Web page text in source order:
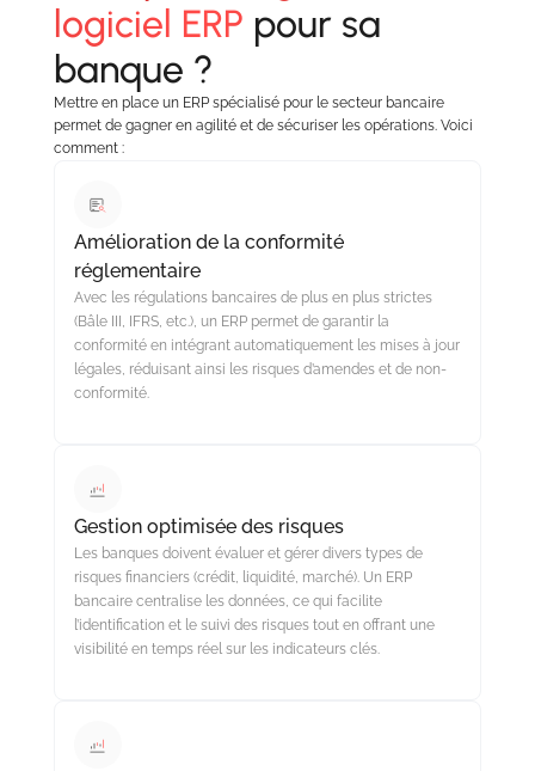
logiciel ERP pour sa
banque ?
Mettre en place un ERP spécialisé pour le secteur bancaire
permet de gagner en agilité et de sécuriser les opérations. Voici
comment :
Amélioration de la conformité
réglementaire
Avec les régulations bancaires de plus en plus strictes
(Bâle III, IFRS, etc.), un ERP permet de garantir la
conformité en intégrant automatiquement les mises à jour
légales, réduisant ainsi les risques d’amendes et de non-
conformité.
Gestion optimisée des risques
Les banques doivent évaluer et gérer divers types de
risques financiers (crédit, liquidité, marché). Un ERP
bancaire centralise les données, ce qui facilite
l’identification et le suivi des risques tout en offrant une
visibilité en temps réel sur les indicateurs clés.